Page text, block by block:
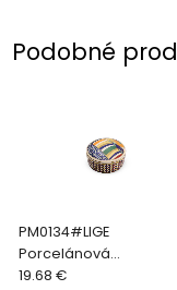
Podobné
PM0134#LIGE
Porcelánová
šperkovnica POZZI Set
19.68 €